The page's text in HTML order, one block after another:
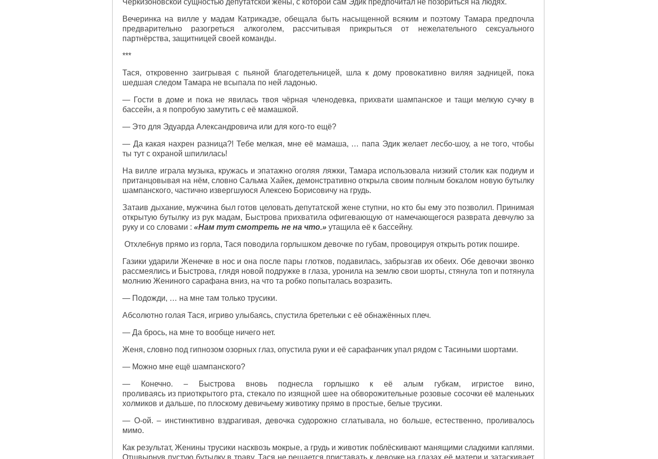
Черкизоновской сущностью депутатской жены, с которой сам Эдик предпочитал не позориться на людях.
Вечеринка на вилле у мадам Катрикадзе, обещала быть насыщенной всяким и поэтому Тамара предпочла
предварительно разогреться алкоголем, рассчитывая прикрыться от нежелательного сексуального
партнёрства, защитницей своей команды.
***
Тася, откровенно заигрывая с пьяной благодетельницей, шла к дому провокативно виляя задницей, пока
шедшая следом Тамара не всыпала по ней ладонью.
— Гости в доме и пока не явилась твоя чёрная членодевка, прихвати шампанское и тащи мелкую сучку в
бассейн, а я попробую замутить с её мамашкой.
— Это для Эдуарда Александровича или для кого-то ещё?
— Да какая нахрен разница?! Тебе мелкая, мне её мамаша, … папа Эдик желает лесбо-шоу, а не того, чтобы
ты тут с охраной шпилилась!
На вилле играла музыка, кружась и эпатажно оголяя ляжки, Тамара использовала низкий столик как подиум и
пританцовывая на нём, словно Сальма Хайек, демонстративно открыла своим полным бокалом новую бутылку
шампанского, частично извергшуюся Алексею Борисовичу на грудь.
Затаив дыхание, мужчина был готов целовать депутатской жене ступни, но кто бы ему это позволил. Принимая
открытую бутылку из рук мадам, Быстрова прихватила офигевающую от намечающегося разврата девчулю за
руку и со словами : «Нам тут смотреть не на что.» утащила её к бассейну.
Отхлебнув прямо из горла, Тася поводила горлышком девочке по губам, провоцируя открыть ротик пошире.
Газики ударили Женечке в нос и она после пары глотков, подавилась, забрызгав их обеих. Обе девочки звонко
рассмеялись и Быстрова, глядя новой подружке в глаза, уронила на землю свои шорты, стянула топ и потянула
молнию Жениного сарафана вниз, на что та робко попыталась возразить.
— Подожди, … на мне там только трусики.
Абсолютно голая Тася, игриво улыбаясь, спустила бретельки с её обнажённых плеч.
— Да брось, на мне то вообще ничего нет.
Женя, словно под гипнозом озорных глаз, опустила руки и её сарафанчик упал рядом с Тасиными шортами.
— Можно мне ещё шампанского?
— Конечно. – Быстрова вновь поднесла горлышко к её алым губкам, игристое вино,
проливаясь из приоткрытого рта, стекало по изящной шее на обворожительные розовые сосочки её маленьких
холмиков и дальше, по плоскому девичьему животику прямо в простые, белые трусики.
— О-ой. – инстинктивно вздрагивая, девочка судорожно сглатывала, но больше, естественно, проливалось
мимо.
Как результат, Женины трусики насквозь мокрые, а грудь и животик поблёскивают манящими сладкими каплями.
Отшвырнув пустую бутылку в траву, Тася не решается приставать к девочке на глазах её матери и затаскивает